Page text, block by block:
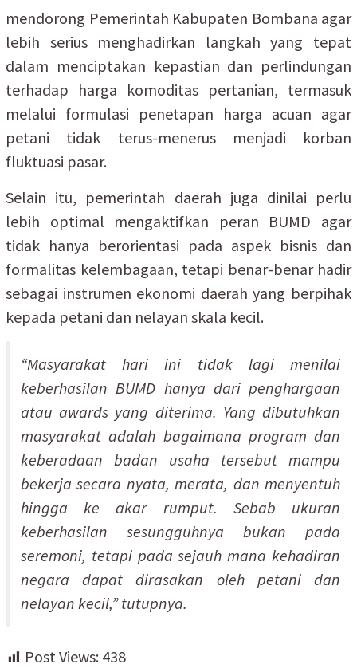
mendorong Pemerintah Kabupaten Bombana agar
lebih serius menghadirkan langkah yang tepat
dalam menciptakan kepastian dan perlindungan
terhadap harga komoditas pertanian, termasuk
melalui formulasi penetapan harga acuan agar
petani tidak terus-menerus menjadi korban
fluktuasi pasar.
Selain itu, pemerintah daerah juga dinilai perlu
lebih optimal mengaktifkan peran BUMD agar
tidak hanya berorientasi pada aspek bisnis dan
formalitas kelembagaan, tetapi benar-benar hadir
sebagai instrumen ekonomi daerah yang berpihak
kepada petani dan nelayan skala kecil.
“Masyarakat hari ini tidak lagi menilai
keberhasilan BUMD hanya dari penghargaan
atau awards yang diterima. Yang dibutuhkan
masyarakat adalah bagaimana program dan
keberadaan badan usaha tersebut mampu
bekerja secara nyata, merata, dan menyentuh
hingga ke akar rumput. Sebab ukuran
keberhasilan sesungguhnya bukan pada
seremoni, tetapi pada sejauh mana kehadiran
negara dapat dirasakan oleh petani dan
nelayan kecil,” tutupnya.
Post Views: 438